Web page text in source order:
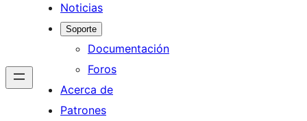
Noticias
Soporte
Documentación
Foros
Acerca de
Patrones